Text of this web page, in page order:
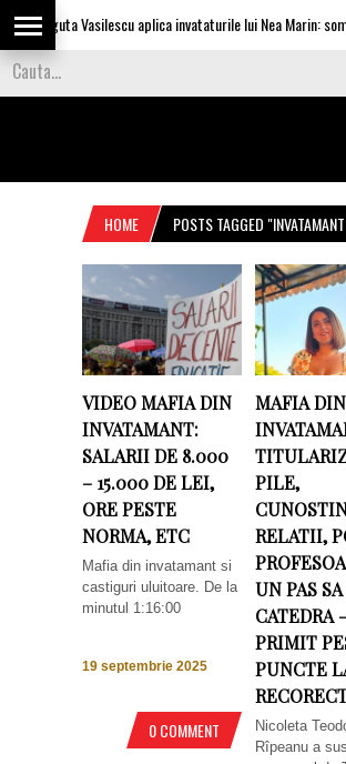
Olguta Vasilescu aplica invataturile lui Nea Marin:
HOME POSTS TAGGED
VIDEO MAFIA DIN
INVATAMANT:
SALARII DE 8.000
– 15.000 DE LEI,
ORE PESTE
NORMA, ETC
Mafia din invatamant si
castiguri uluitoare. De la
minutul 1:16:00
19 septembrie 2025
0 COMMENT
MAFIA DIN
PILE,
RELATII,
UN PAS
CATEDRA
PRIMIT
PUNCTE
Nicoleta
Rîpeanu a